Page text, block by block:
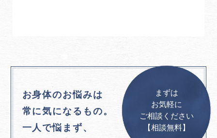
お身体のお悩みは
常に気になるもの。
一人で悩まず、
まずは
お気軽に
ご相談ください
【相談無料】